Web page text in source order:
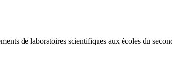
de laboratoires scientifiques aux écoles du